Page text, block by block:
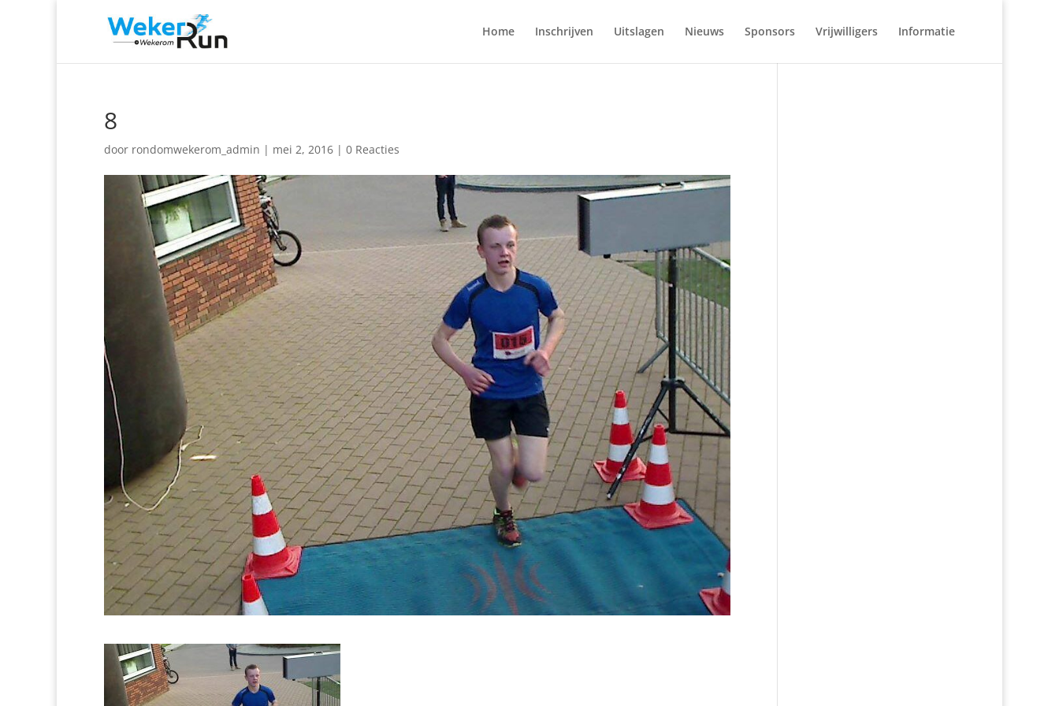
Home Inschrijven Uitslagen Nieuws Sponsors Vrijwilligers Informatie
8
door rondomwekerom_admin | mei 2, 2016 | 0 Reacties